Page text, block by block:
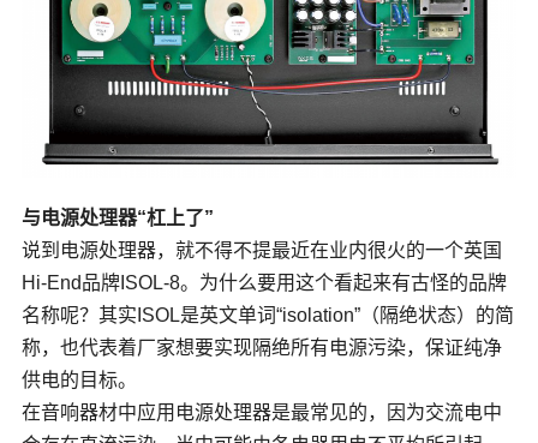
与电源处理器“杠上了”
说到电源处理器，就不得不提最近在业内很火的一个英国
Hi-End品牌ISOL-8。为什么要用这个看起来有古怪的品牌
名称呢？其实ISOL是英文单词“isolation”（隔绝状态）的简
称，也代表着厂家想要实现隔绝所有电源污染，保证纯净
供电的目标。
在音响器材中应用电源处理器是最常见的，因为交流电中